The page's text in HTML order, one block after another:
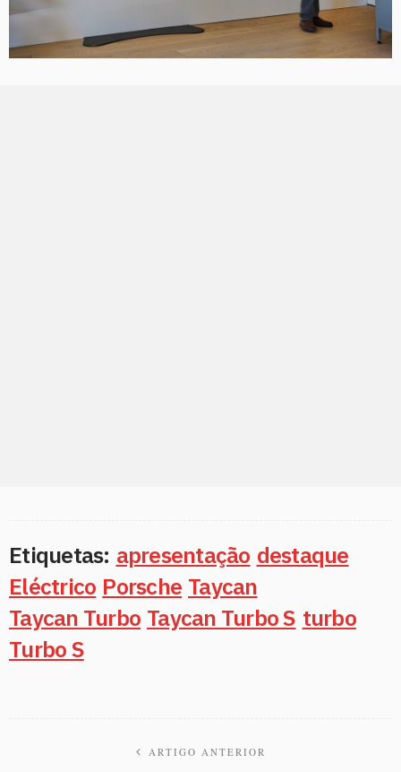
Etiquetas: apresentação destaque
Eléctrico Porsche Taycan
Taycan Turbo Taycan Turbo S turbo
Turbo S
ARTIGO ANTERIOR